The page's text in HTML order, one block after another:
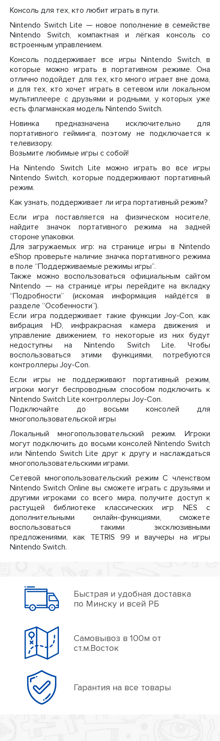
Консоль для тех, кто любит играть в пути.
Nintendo Switch Lite — новое пополнение в семействе
Nintendo Switch, компактная и лёгкая консоль со
встроенным управлением.
Консоль поддерживает все игры Nintendo Switch, в
которые можно играть в портативном режиме. Она
отлично подойдет для тех, кто много играет вне дома,
и для тех, кто хочет играть в сетевом или локальном
мультиплеере с друзьями и родными, у которых уже
есть флагманская модель Nintendo Switch.
Новинка предназначена исключительно для
портативного гейминга, поэтому не подключается к
телевизору.
Возьмите любимые игры с собой!
На Nintendo Switch Lite можно играть во все игры
Nintendo Switch, которые поддерживают портативный
режим.
Как узнать, поддерживает ли игра портативный режим?
Если игра поставляется на физическом носителе,
найдите значок портативного режима на задней
стороне упаковки.
Для загружаемых игр: на странице игры в Nintendo
eShop проверьте наличие значка портативного режима
в поле “Поддерживаемые режимы игры”.
Также можно воспользоваться официальным сайтом
Nintendo — на странице игры перейдите на вкладку
“Подробности” (искомая информация найдётся в
разделе “Особенности”).
Если игра поддерживает такие функции Joy-Con, как
вибрация HD, инфракрасная камера движения и
управление движением, то некоторые из них будут
недоступны на Nintendo Switch Lite. Чтобы
воспользоваться этими функциями, потребуются
контроллеры Joy-Con.
Если игры не поддерживают портативный режим,
игроки могут беспроводным способом подключить к
Nintendo Switch Lite контроллеры Joy-Con.
Подключайте до восьми консолей для
многопользовательской игры
Локальный многопользовательский режим. Игроки
могут подключить до восьми консолей Nintendo Switch
или Nintendo Switch Lite друг к другу и наслаждаться
многопользовательскими играми.
Сетевой многопользовательский режим С членством
Nintendo Switch Online вы сможете играть с друзьями и
другими игроками со всего мира, получите доступ к
растущей библиотеке классических игр NES с
дополнительными онлайн-функциями, сможете
воспользоваться такими эксклюзивными
предложениями, как TETRIS 99 и ваучеры на игры
Nintendo Switch.
Быстрая и удобная доставка
по Минску и всей РБ
Самовывоз в 100м от
ст.м.Восток
Гарантия на все товары